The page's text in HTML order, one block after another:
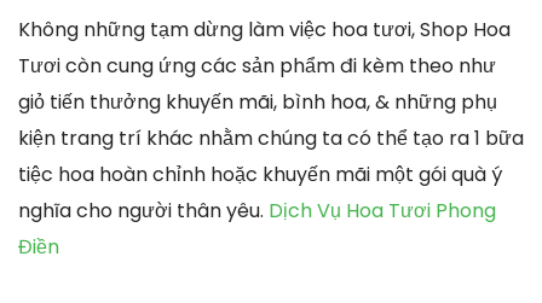
Không những tạm dừng làm việc hoa tươi, Shop Hoa
Tươi còn cung ứng các sản phẩm đi kèm theo như
giỏ tiến thưởng khuyến mãi, bình hoa, & những phụ
kiện trang trí khác nhằm chúng ta có thể tạo ra 1 bữa
tiệc hoa hoàn chỉnh hoặc khuyến mãi một gói quà ý
nghĩa cho người thân yêu. Dịch Vụ Hoa Tươi Phong
Điền